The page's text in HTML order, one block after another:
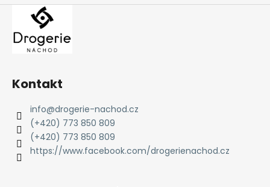
Kontakt
info@drogerie-nachod.cz
(+420) 773 850 809
(+420) 773 850 809
https://www.facebook.com/drogerienachod.cz